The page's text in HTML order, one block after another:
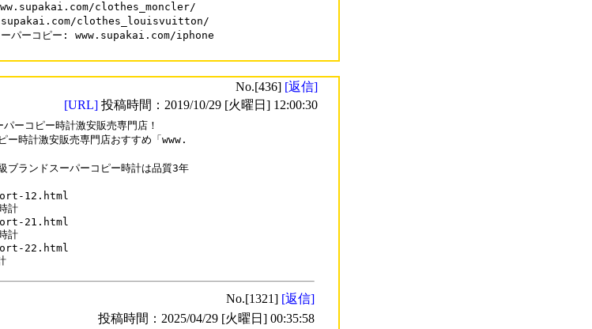
www.supakai.com/clothes_moncler/
clothes_louisvuitton/
ーパーコピー: www.supakai.com/iphone
No.[436] [返信]
[URL] 投稿時間：2019/10/29 [火曜日] 12:00:30
ーコピー時計激安販売専門店！
ー時計激安販売専門店おすすめ「www.
ブランドスーパーコピー時計は品質3年
12.html
計
21.html
計
22.html
No.[1321] [返信]
投稿時間：2025/04/29 [火曜日] 00:35:58